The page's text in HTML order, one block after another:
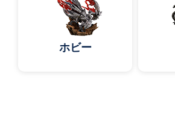
ホビー